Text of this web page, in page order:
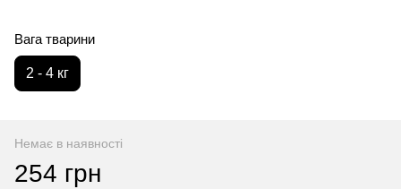
Вага тварини
2 - 4 кг
Немає в наявності
254 грн